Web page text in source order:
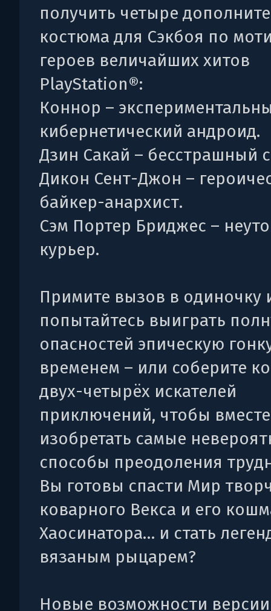
получить четыре
костюма для Сэкбоя по
героев величайших хитов
PlayStation®:
Коннор –
кибернетический андроид.
Дзин Сакай – бесстрашный
Дикон Сент-Джон –
байкер-анархист.
Сэм Портер Бриджес –
курьер.
Примите вызов в одиночку
попытайтесь выиграть
опасностей эпическую
временем – или соберите
двух-четырёх искателей
приключений, чтобы вместе
изобретать самые
способы преодоления
Вы готовы спасти Мир
коварного Векса и его
Хаосинатора… и стать
вязаным рыцарем?
Новые возможности версии